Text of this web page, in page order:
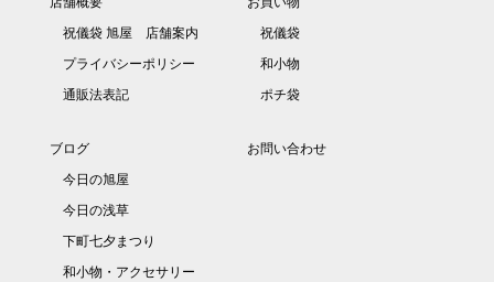
祝儀袋 旭屋 店舗案内
プライバシーポリシー
通販法表記
祝儀袋
和小物
ポチ袋
ブログ
今日の旭屋
今日の浅草
下町七夕まつり
和小物・アクセサリー
お問い合わせ